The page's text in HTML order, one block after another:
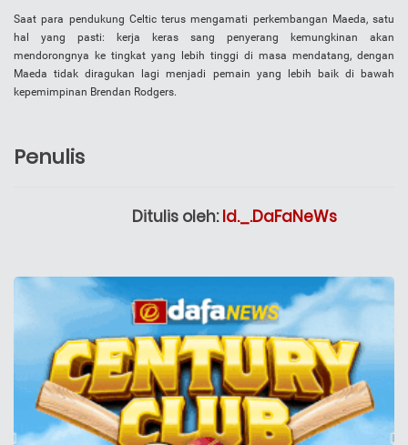
Saat para pendukung Celtic terus mengamati perkembangan Maeda, satu
hal yang pasti: kerja keras sang penyerang kemungkinan akan
mendorongnya ke tingkat yang lebih tinggi di masa mendatang, dengan
Maeda tidak diragukan lagi menjadi pemain yang lebih baik di bawah
kepemimpinan Brendan Rodgers.
Penulis
Ditulis oleh:Id._.DaFaNeWs